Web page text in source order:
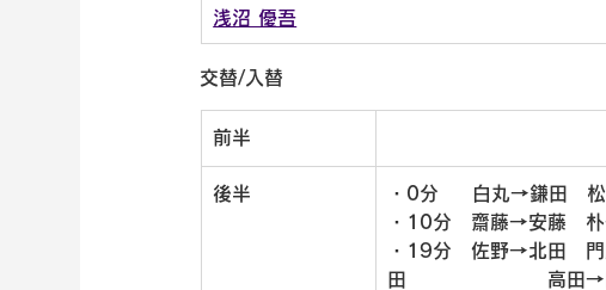
浅沼 優吾
交替/入替
前半
後半
・0分　  白丸→鎌田　
・10分　齋藤→安藤　
・19分　佐野→北田　
田　　　　　　　 高